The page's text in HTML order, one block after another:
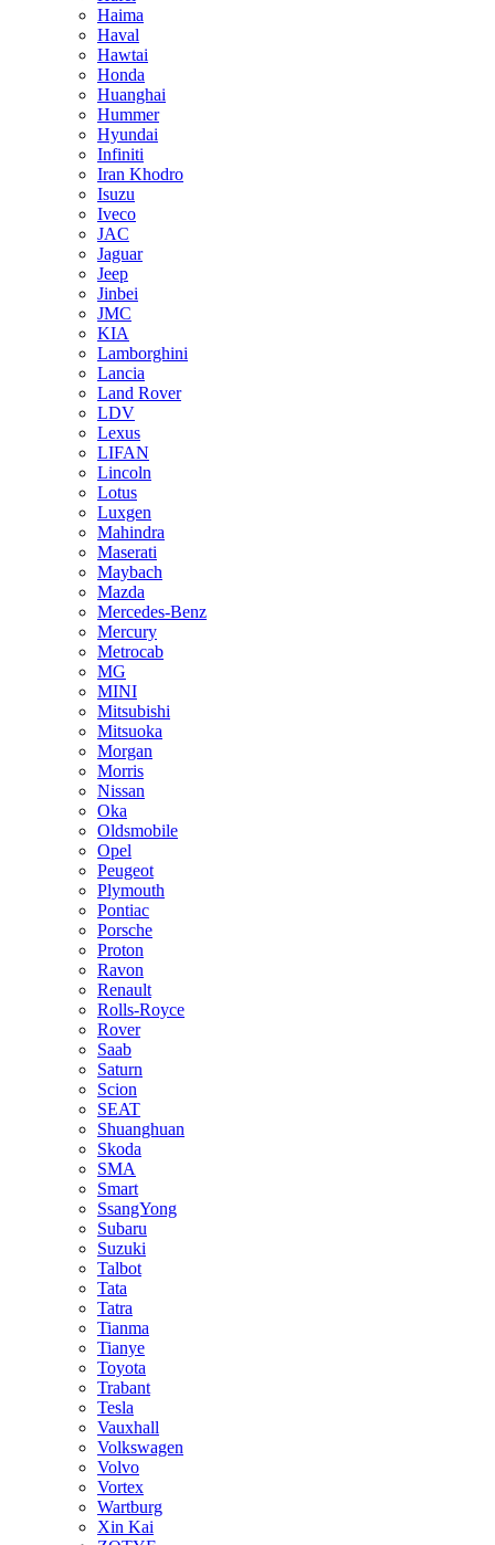
Haima
Haval
Hawtai
Honda
Huanghai
Hummer
Hyundai
Infiniti
Iran Khodro
Isuzu
Iveco
JAC
Jaguar
Jeep
Jinbei
JMC
KIA
Lamborghini
Lancia
Land Rover
LDV
Lexus
LIFAN
Lincoln
Lotus
Luxgen
Mahindra
Maserati
Maybach
Mazda
Mercedes-Benz
Mercury
Metrocab
MG
MINI
Mitsubishi
Mitsuoka
Morgan
Morris
Nissan
Oka
Oldsmobile
Opel
Peugeot
Plymouth
Pontiac
Porsche
Proton
Ravon
Renault
Rolls-Royce
Rover
Saab
Saturn
Scion
SEAT
Shuanghuan
Skoda
SMA
Smart
SsangYong
Subaru
Suzuki
Talbot
Tata
Tatra
Tianma
Tianye
Toyota
Trabant
Tesla
Vauxhall
Volkswagen
Volvo
Vortex
Wartburg
Xin Kai